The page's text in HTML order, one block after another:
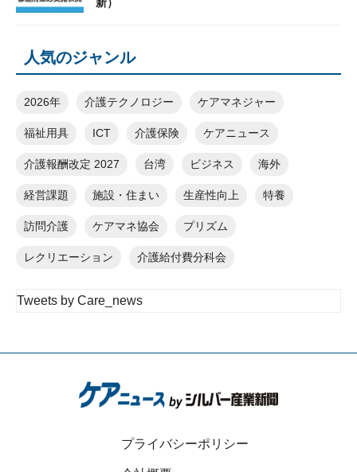
人気のジャンル
2026年 介護テクノロジー ケアマネジャー
福祉用具 ICT 介護保険 ケアニュース
介護報酬改定 2027 台湾 ビジネス 海外
経営課題 施設・住まい 生産性向上 特養
訪問介護 ケアマネ協会 プリズム
レクリエーション 介護給付費分科会
Tweets by Care_news
プライバシーポリシー